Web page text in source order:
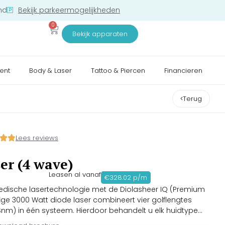
Bekijk parkeermogelijkheden
0
Bekijk apparaten
Body & Laser Tattoo & Piercen Financieren
Terug
Lees reviews
(4 wave)
Leasen al vanaf €328.02 p/m
lasertechnologie met de Diolasheer IQ (Premium
3000 Watt diode laser combineert vier golflengtes
in één systeem. Hierdoor behandelt u elk huidtype
met maximale effectiviteit en veiligheid. Dankzij de